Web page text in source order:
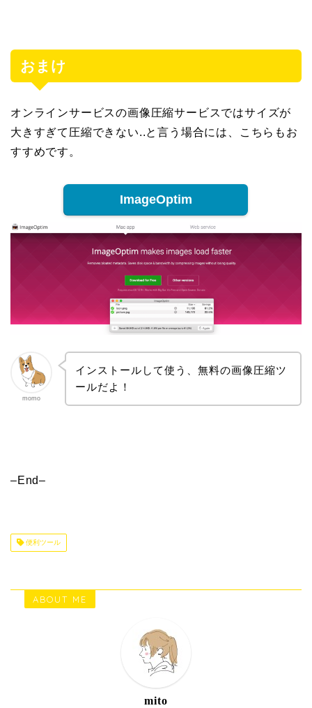
おまけ
オンラインサービスの画像圧縮サービスではサイズが
大きすぎて圧縮できない..と言う場合には、こちらもお
すすめです。
ImageOptim
momo
インストールして使う、無料の画像圧縮ツ
ールだよ！
–End–
便利ツール
ABOUT ME
mito